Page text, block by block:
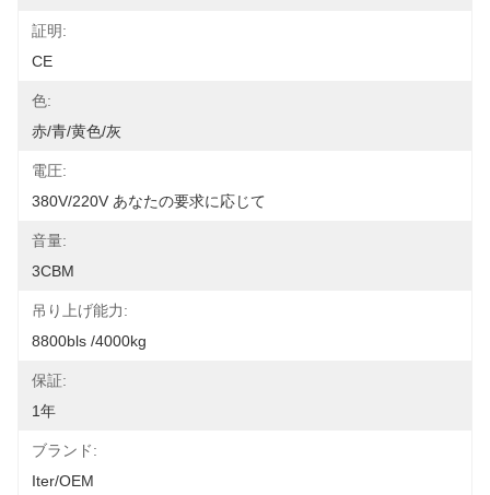
証明:
CE
色:
赤/青/黄色/灰
電圧:
380V/220V あなたの要求に応じて
音量:
3CBM
吊り上げ能力:
8800bls /4000kg
保証:
1年
ブランド:
Iter/OEM